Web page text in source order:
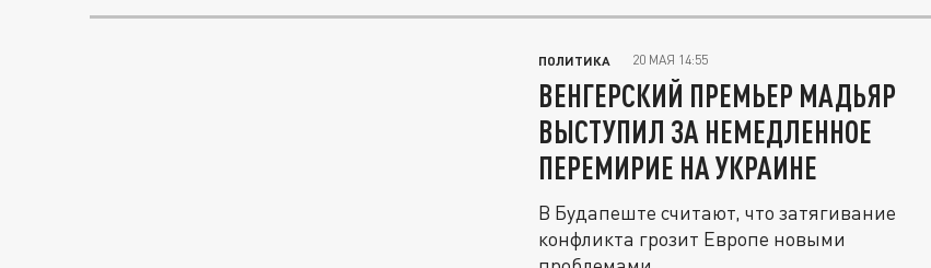
ПОЛИТИКА 20 МАЯ 14:55
ВЕНГЕРСКИЙ ПРЕМЬЕР МАДЬЯР
ВЫСТУПИЛ ЗА НЕМЕДЛЕННОЕ
ПЕРЕМИРИЕ НА УКРАИНЕ
В Будапеште считают, что затягивание
конфликта грозит Европе новыми